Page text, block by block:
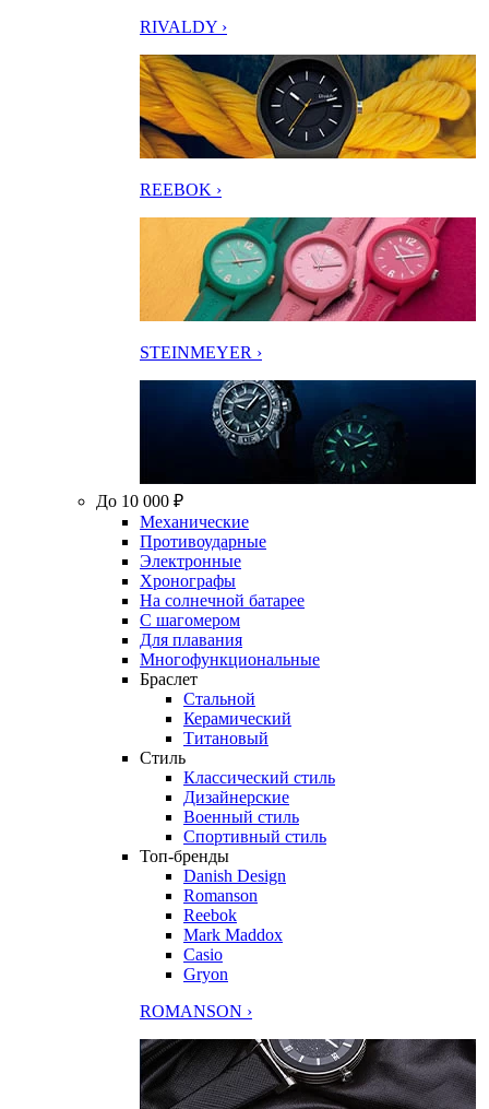
RIVALDY ›
REEBOK ›
STEINMEYER ›
До 10 000 ₽
Механические
Противоударные
Электронные
Хронографы
На солнечной батарее
С шагомером
Для плавания
Многофункциональные
Браслет
Стальной
Керамический
Титановый
Стиль
Классический стиль
Дизайнерские
Военный стиль
Спортивный стиль
Топ-бренды
Danish Design
Romanson
Reebok
Mark Maddox
Casio
Gryon
ROMANSON ›